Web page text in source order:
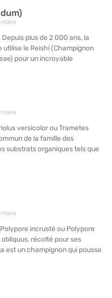
plus de 2 000 ans, la
le Reishi (Champignon
pour un incroyable
versicolor ou Trametes
de la famille des
substrats organiques tels que
incrusté ou Polypore
récolté pour ses
est un champignon qui pousse